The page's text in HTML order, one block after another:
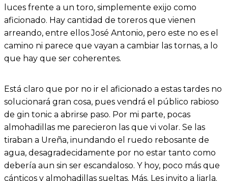
luces frente a un toro, simplemente exijo como
aficionado. Hay cantidad de toreros que vienen
arreando, entre ellos José Antonio, pero este no es el
camino ni parece que vayan a cambiar las tornas, a lo
que hay que ser coherentes.
Está claro que por no ir el aficionado a estas tardes no
solucionará gran cosa, pues vendrá el público rabioso
de gin tonic a abrirse paso. Por mi parte, pocas
almohadillas me parecieron las que vi volar. Se las
tiraban a Ureña, inundando el ruedo rebosante de
agua, desagradecidamente por no estar tanto como
debería aun sin ser escandaloso. Y hoy, poco más que
cánticos y almohadillas sueltas. Más. Les invito a liarla.